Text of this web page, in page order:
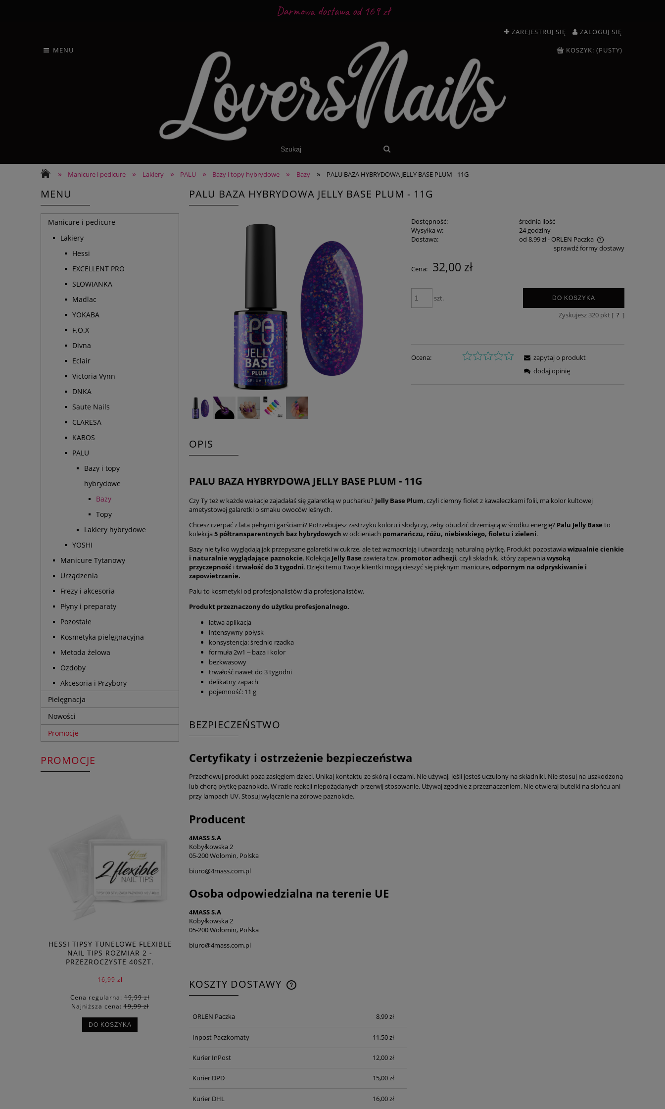
Darmowa dostawa od 169 zł
ZAREJESTRUJ SIĘ ZALOGUJ SIĘ
MENU KOSZYK: (PUSTY)
» Manicure i pedicure » Lakiery » PALU » Bazy i topy hybrydowe » Bazy » PALU BAZA HYBRYDOWA JELLY BASE PLUM - 11G
MENU
Manicure i pedicure
Lakiery
Hessi
EXCELLENT PRO
SLOWIANKA
Madlac
YOKABA
F.O.X
Divna
Eclair
Victoria Vynn
DNKA
Saute Nails
CLARESA
KABOS
PALU
Bazy i topy
hybrydowe
Bazy
Topy
Lakiery hybrydowe
YOSHI
Manicure Tytanowy
Urządzenia
Frezy i akcesoria
Płyny i preparaty
Pozostałe
Kosmetyka pielęgnacyjna
Metoda żelowa
Ozdoby
Akcesoria i Przybory
Pielęgnacja
Nowości
Promocje
PROMOCJE
HESSI TIPSY TUNELOWE FLEXIBLE
NAIL TIPS ROZMIAR 2 -
PRZEZROCZYSTE 40SZT.
16,99 zł
Cena regularna: 19,99 zł
Najniższa cena:19,99 zł
DO KOSZYKA
PALU BAZA HYBRYDOWA JELLY BASE PLUM - 11G
Dostępność:
średnia ilość
Wysyłka w:
24 godziny
Dostawa:
od 8,99 zł- ORLEN Paczka
Cena nie zawiera ewentualnych kosztów
płatności
sprawdź formy dostawy
Cena: 32,00 zł
szt. DO KOSZYKA
Zyskujesz 320pkt [ ? ]
Ocena:
zapytaj o produkt
dodaj opinię
OPIS
PALU BAZA HYBRYDOWA JELLY BASE PLUM - 11G
Czy Ty też w każde wakacje zajadałaś się galaretką w pucharku? Jelly Base Plum, czyli ciemny fiolet z kawałeczkami folii, ma kolor kultowej
ametystowej galaretki o smaku owoców leśnych.
Chcesz czerpać z lata pełnymi garściami? Potrzebujesz zastrzyku koloru i słodyczy, żeby obudzić drzemiącą w środku energię? Palu Jelly Base to
kolekcja 5 półtransparentnych baz hybrydowych w odcieniach pomarańczu, różu, niebieskiego, fioletu i zieleni.
Bazy nie tylko wyglądają jak przepyszne galaretki w cukrze, ale też wzmacniają i utwardzają naturalną płytkę. Produkt pozostawia wizualnie cienkie
i naturalnie wyglądające paznokcie. Kolekcja Jelly Base zawiera tzw. promotor adhezji, czyli składnik, który zapewnia wysoką
przyczepność i trwałość do 3 tygodni. Dzięki temu Twoje klientki mogą cieszyć się pięknym manicure, odpornym na odpryskiwanie i
zapowietrzanie.
Palu to kosmetyki od profesjonalistów dla profesjonalistów.
Produkt przeznaczony do użytku profesjonalnego.
łatwa aplikacja
intensywny połysk
konsystencja: średnio rzadka
formuła 2w1 ‒ baza i kolor
bezkwasowy
trwałość nawet do 3 tygodni
delikatny zapach
pojemność: 11 g
BEZPIECZEŃSTWO
Certyfikaty i ostrzeżenie bezpieczeństwa
Przechowuj produkt poza zasięgiem dzieci. Unikaj kontaktu ze skórą i oczami. Nie używaj, jeśli jesteś uczulony na składniki. Nie stosuj na uszkodzoną
lub chorą płytkę paznokcia. W razie reakcji niepożądanych przerwij stosowanie. Używaj zgodnie z przeznaczeniem. Nie otwieraj butelki na słońcu ani
przy lampach UV. Stosuj wyłącznie na zdrowe paznokcie.
Producent
4MASS S.A
Kobyłkowska 2
05-200 Wołomin, Polska
biuro@4mass.com.pl
Osoba odpowiedzialna na terenie UE
4MASS S.A
Kobyłkowska 2
05-200 Wołomin, Polska
biuro@4mass.com.pl
KOSZTY DOSTAWY
ORLEN Paczka 8,99 zł
Inpost Paczkomaty 11,50 zł
Kurier InPost 12,00 zł
Kurier DPD 15,00 zł
Kurier DHL 16,00 zł